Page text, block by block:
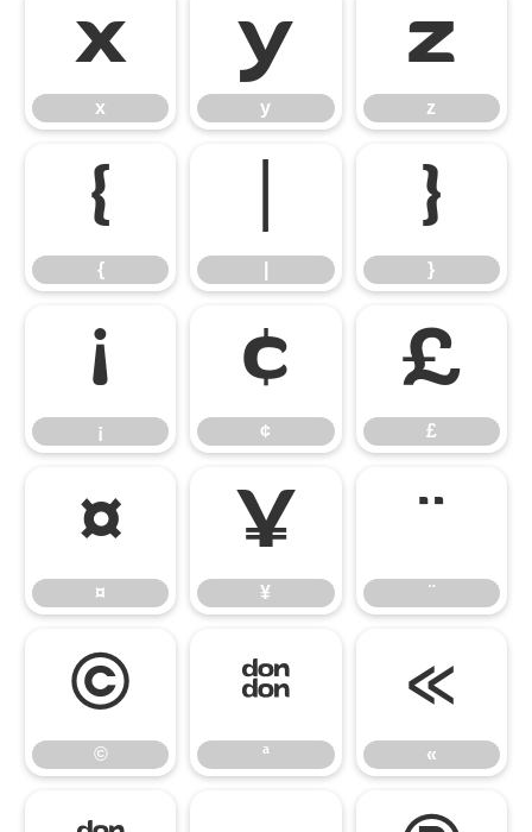
x
x
y
y
z
z
{
{
}
}
¡
¡
¢
¢
£
£
¤
¤
¥
¥
¨
¨
©
©
ª
ª
«
«